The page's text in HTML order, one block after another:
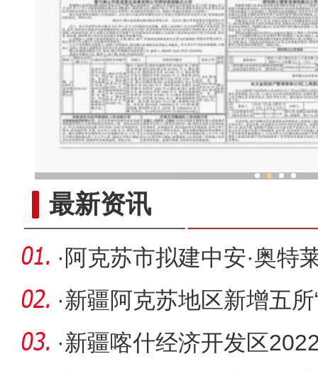
最新资讯
· 阿克苏市拟建中安·奥特
·新疆阿克苏地区新增五所
·新疆喀什经济开发区